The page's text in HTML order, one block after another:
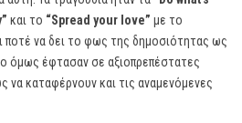
και το “Spread your love” με το
ποτέ να δει το φως της δημοσιότητας ως
όμως έφτασαν σε αξιοπρεπέστατες
καταφέρνουν και τις αναμενόμενες